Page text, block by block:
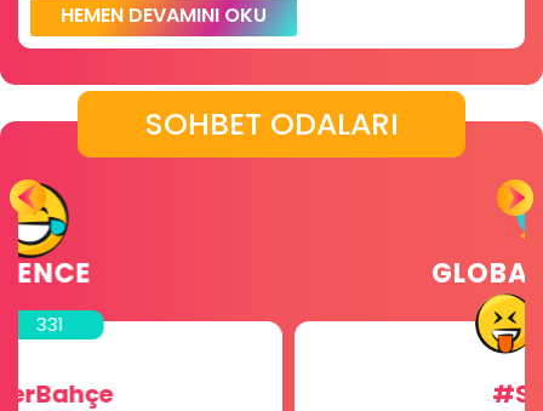
HEMEN DEVAMINI OKU
SOHBET ODALARI
456